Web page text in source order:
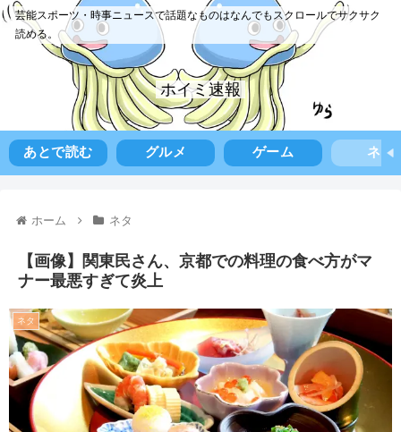
芸能スポーツ・時事ニュースで話題なものはなんでもスクロールでサクサク
読める。
ホイミ速報
あとで読む グルメ ゲーム ネタ
ホーム ネタ
【画像】関東民さん、京都での料理の食べ方がマ
ナー最悪すぎて炎上
ネタ